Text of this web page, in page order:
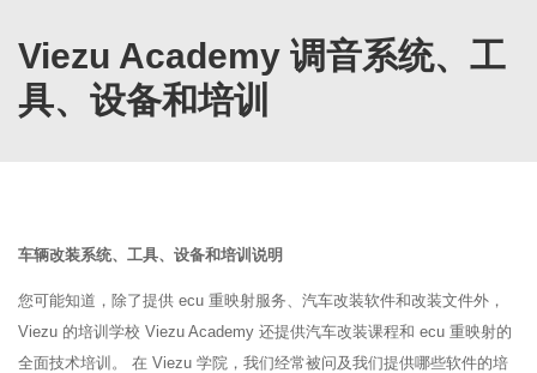
Viezu Academy 调音系统、工
具、设备和培训
车辆改装系统、工具、设备和培训说明
您可能知道，除了提供 ecu 重映射服务、汽车改装软件和改装文件外，
Viezu 的培训学校 Viezu Academy 还提供汽车改装课程和 ecu 重映射的
全面技术培训。 在 Viezu 学院，我们经常被问及我们提供哪些软件的培